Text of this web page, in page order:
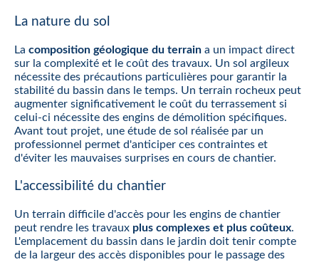
La nature du sol
La composition géologique du terrain a un impact direct
sur la complexité et le coût des travaux. Un sol argileux
nécessite des précautions particulières pour garantir la
stabilité du bassin dans le temps. Un terrain rocheux peut
augmenter significativement le coût du terrassement si
celui-ci nécessite des engins de démolition spécifiques.
Avant tout projet, une étude de sol réalisée par un
professionnel permet d'anticiper ces contraintes et
d'éviter les mauvaises surprises en cours de chantier.
L'accessibilité du chantier
Un terrain difficile d'accès pour les engins de chantier
peut rendre les travaux plus complexes et plus coûteux.
L'emplacement du bassin dans le jardin doit tenir compte
de la largeur des accès disponibles pour le passage des